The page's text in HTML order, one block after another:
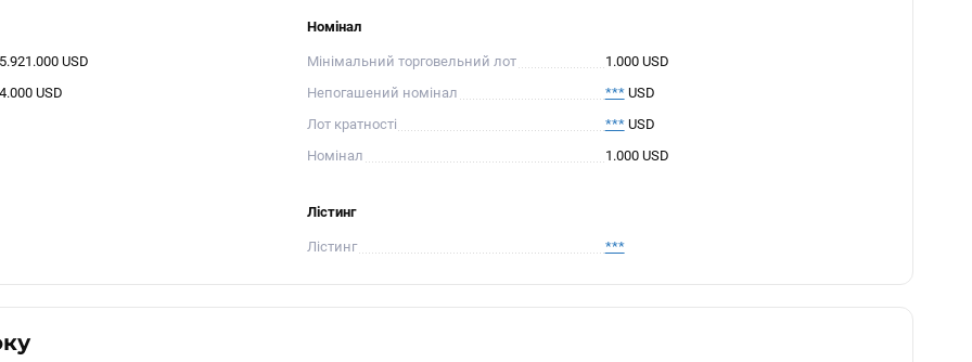
USD
USD
Номінал
Мінімальний торговельний лот
1.000 USD
Непогашений номінал
***USD
Лот кратності
***USD
Номінал
1.000 USD
Лістинг
Лістинг ***